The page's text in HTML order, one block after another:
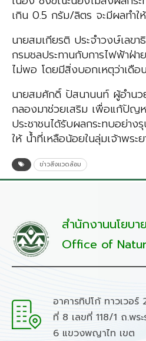
เกิน 0.5 กรัม/ลิตร จะมีผลทำใ
นายสมเกียรติ ประจำวงษ์เลข
กรมชลประทานกับการไฟฟ้าฝ่
ไม่พอ โดยมีสิ่งบอกเหตุว่าเดือ
นายสมศักดิ์ ปัสนานนท์ ผู้อำนว
กลองมาช่วยเสริม เพื่อแก้ปัญห
ประชาชนได้รับผลกระทบอย่า
ให้ น้ำที่เหลือน้อยในลุ่มเจ้าพร
ข่าวสิ่งแวดล้อม
สำนักงานนโยบ
Office of
อาคารทิปโก้ ทาวเวอร์
ที่ 8 เลขที่ 118/1 ถ.พระ
6 แขวงพญาไท เขต